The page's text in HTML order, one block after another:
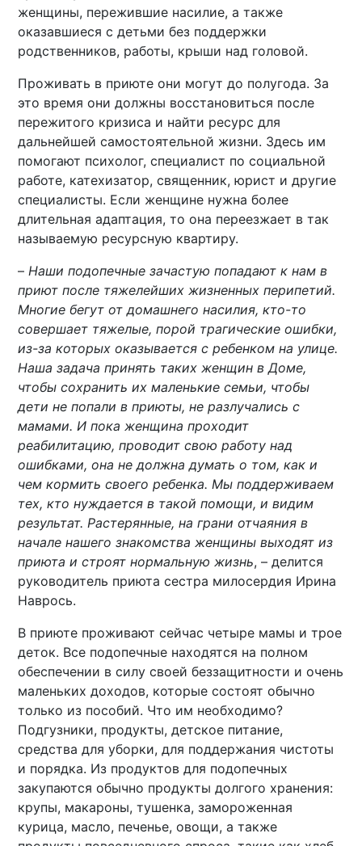
женщины, пережившие насилие, а также
оказавшиеся с детьми без поддержки
родственников, работы, крыши над головой.
Проживать в приюте они могут до полугода. За
это время они должны восстановиться после
пережитого кризиса и найти ресурс для
дальнейшей самостоятельной жизни. Здесь им
помогают психолог, специалист по социальной
работе, катехизатор, священник, юрист и другие
специалисты. Если женщине нужна более
длительная адаптация, то она переезжает в так
называемую ресурсную квартиру.
–Наши подопечные зачастую попадают к нам в
приют после тяжелейших жизненных перипетий.
Многие бегут от домашнего насилия, кто-то
совершает тяжелые, порой трагические ошибки,
из-за которых оказывается с ребенком на улице.
Наша задача принять таких женщин в Доме,
чтобы сохранить их маленькие семьи, чтобы
дети не попали в приюты, не разлучались с
мамами. И пока женщина проходит
реабилитацию, проводит свою работу над
ошибками, она не должна думать о том, как и
чем кормить своего ребенка. Мы поддерживаем
тех, кто нуждается в такой помощи, и видим
результат. Растерянные, на грани отчаяния в
начале нашего знакомства женщины выходят из
приюта и строят нормальную жизнь, – делится
руководитель приюта сестра милосердия Ирина
Наврось.
В приюте проживают сейчас четыре мамы и трое
деток. Все подопечные находятся на полном
обеспечении в силу своей беззащитности и очень
маленьких доходов, которые состоят обычно
только из пособий. Что им необходимо?
Подгузники, продукты, детское питание,
средства для уборки, для поддержания чистоты
и порядка. Из продуктов для подопечных
закупаются обычно продукты долгого хранения:
крупы, макароны, тушенка, замороженная
курица, масло, печенье, овощи, а также